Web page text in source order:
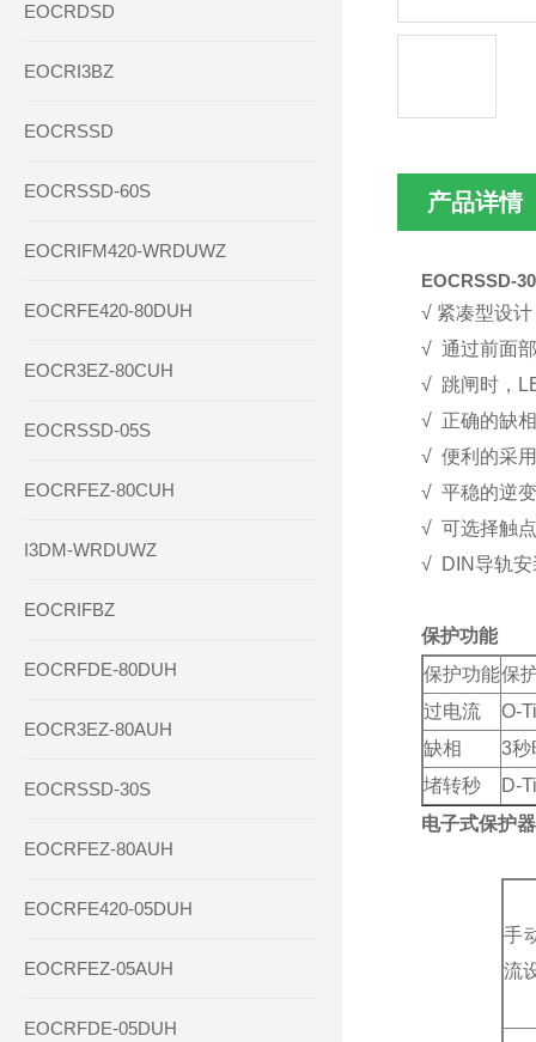
EOCRDSD
EOCRI3BZ
EOCRSSD
EOCRSSD-60S
EOCRIFM420-WRDUWZ
EOCRFE420-80DUH
EOCR3EZ-80CUH
EOCRSSD-05S
EOCRFEZ-80CUH
I3DM-WRDUWZ
EOCRIFBZ
EOCRFDE-80DUH
EOCR3EZ-80AUH
EOCRSSD-30S
EOCRFEZ-80AUH
EOCRFE420-05DUH
EOCRFEZ-05AUH
EOCRFDE-05DUH
产品详情
EOCRSSD-
√ 紧凑型设
√ 通过前面
√ 跳闸时，
√ 正确的缺
√ 便利的采
√ 平稳的逆
√ 可选择触
√ DIN导轨安
保护功能
保护功能保
过电流
O-
缺相
3秒
堵转秒
D-
电子式保护
手
流